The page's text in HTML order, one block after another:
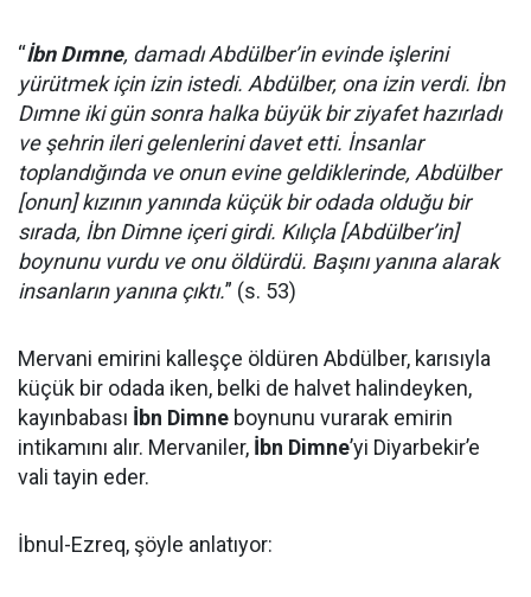
“İbn Dımne, damadı Abdülber’in evinde işlerini
yürütmek için izin istedi. Abdülber, ona izin verdi. İbn
Dımne iki gün sonra halka büyük bir ziyafet hazırladı
ve şehrin ileri gelenlerini davet etti. İnsanlar
toplandığında ve onun evine geldiklerinde, Abdülber
[onun] kızının yanında küçük bir odada olduğu bir
sırada, İbn Dimne içeri girdi. Kılıçla [Abdülber’in]
boynunu vurdu ve onu öldürdü. Başını yanına alarak
insanların yanına çıktı.” (s. 53)
Mervani emirini kalleşçe öldüren Abdülber, karısıyla
küçük bir odada iken, belki de halvet halindeyken,
kayınbabası İbn Dimne boynunu vurarak emirin
intikamını alır. Mervaniler, İbn Dimne’yi Diyarbekir’e
vali tayin eder.
İbnul-Ezreq, şöyle anlatıyor: